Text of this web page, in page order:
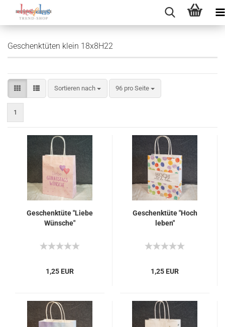
Geschenktüten klein 18x8H22
Sortieren nach
Sortieren nach 96 pro Seite
pro Seite
1
Geschenktüte "Liebe
Wünsche"
1,25 EUR
Geschenktüte "Hoch
leben"
1,25 EUR